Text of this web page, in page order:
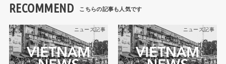
RECOMMEND
ニュース記事 ニュース記事